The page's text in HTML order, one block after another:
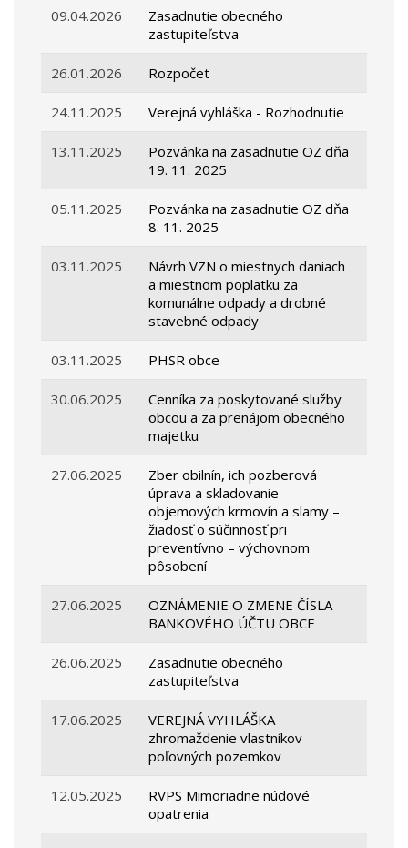
09.04.2026
Zasadnutie obecného
zastupiteľstva
26.01.2026 Rozpočet
24.11.2025 Verejná vyhláška - Rozhodnutie
13.11.2025
Pozvánka na zasadnutie OZ dňa
19. 11. 2025
05.11.2025
Pozvánka na zasadnutie OZ dňa
8. 11. 2025
03.11.2025
Návrh VZN o miestnych daniach
a miestnom poplatku za
komunálne odpady a drobné
stavebné odpady
03.11.2025 PHSR obce
30.06.2025
Cenníka za poskytované služby
obcou a za prenájom obecného
majetku
27.06.2025
Zber obilnín, ich pozberová
úprava a skladovanie
objemových krmovín a slamy –
žiadosť o súčinnosť pri
preventívno – výchovnom
pôsobení
27.06.2025
OZNÁMENIE O ZMENE ČÍSLA
BANKOVÉHO ÚČTU OBCE
26.06.2025
Zasadnutie obecného
zastupiteľstva
17.06.2025
VEREJNÁ VYHLÁŠKA
zhromaždenie vlastníkov
poľovných pozemkov
12.05.2025
RVPS Mimoriadne núdové
opatrenia